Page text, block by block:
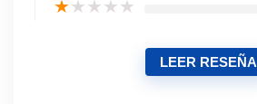
★★★★★
LEER RESEÑA